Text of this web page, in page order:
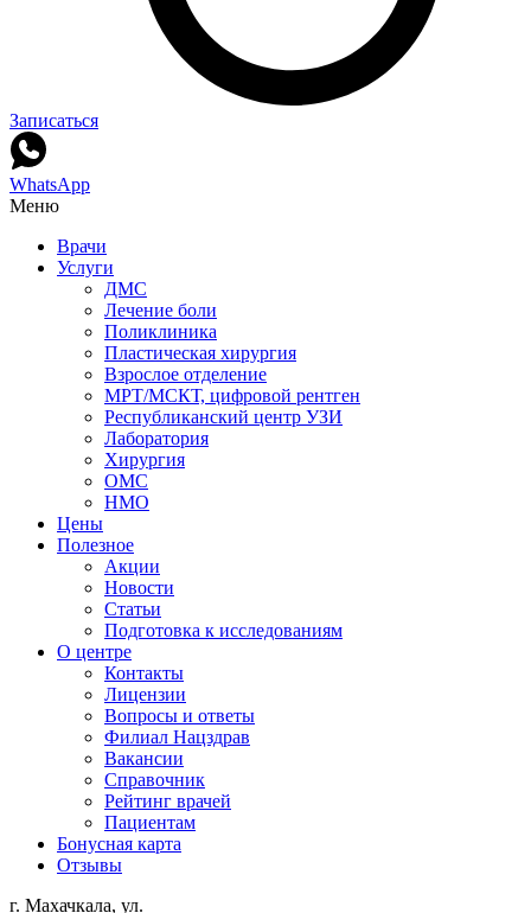
Записаться
WhatsApp
Меню
Врачи
Услуги
ДМС
Лечение боли
Поликлиника
Пластическая хирургия
Взрослое отделение
МРТ/МСКТ, цифровой рентген
Республиканский центр УЗИ
Лаборатория
Хирургия
ОМС
НМО
Цены
Полезное
Акции
Новости
Статьи
Подготовка к исследованиям
О центре
Контакты
Лицензии
Вопросы и ответы
Филиал Нацздрав
Вакансии
Справочник
Рейтинг врачей
Пациентам
Бонусная карта
Отзывы
г. Махачкала, ул.